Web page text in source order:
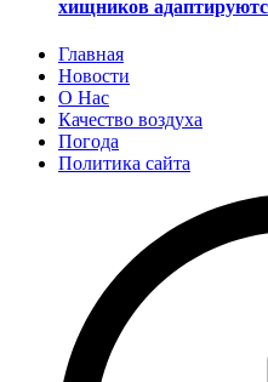
хищников
Главная
Новости
О Нас
Качество воздуха
Погода
Политика сайта